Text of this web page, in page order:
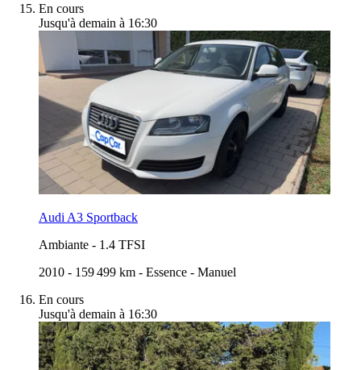
En cours
Jusqu'à demain à 16:30
Audi A3 Sportback
Ambiante - 1.4 TFSI
2010 - 159 499 km - Essence - Manuel
En cours
Jusqu'à demain à 16:30